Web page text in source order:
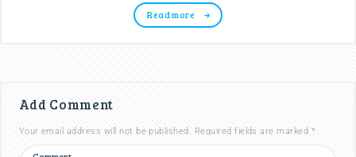
Read more
Add Comment
Your email address will not be published. Required fields are marked *